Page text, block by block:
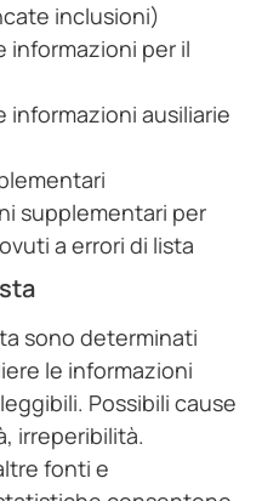
inclusioni)
informazioni per il
informazioni ausiliarie
supplementari per
a errori di lista
sono determinati
le informazioni
Possibili cause
irreperibilità.
fonti e